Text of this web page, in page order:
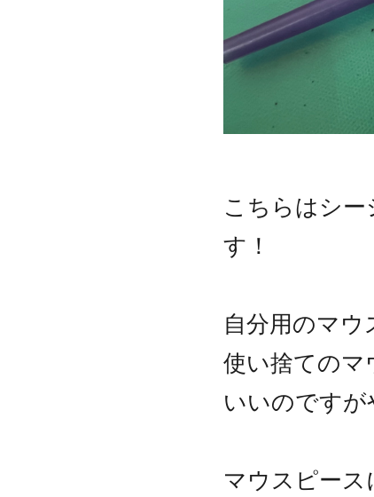
こちらはシ
す！
自分用のマウ
使い捨てのマ
いいのです
マウスピース